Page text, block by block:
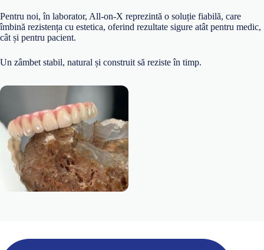
Pentru noi, în laborator, All-on-X reprezintă o soluție fiabilă, care
îmbină rezistența cu estetica, oferind rezultate sigure atât pentru medic,
cât și pentru pacient.
Un zâmbet stabil, natural și construit să reziste în timp.